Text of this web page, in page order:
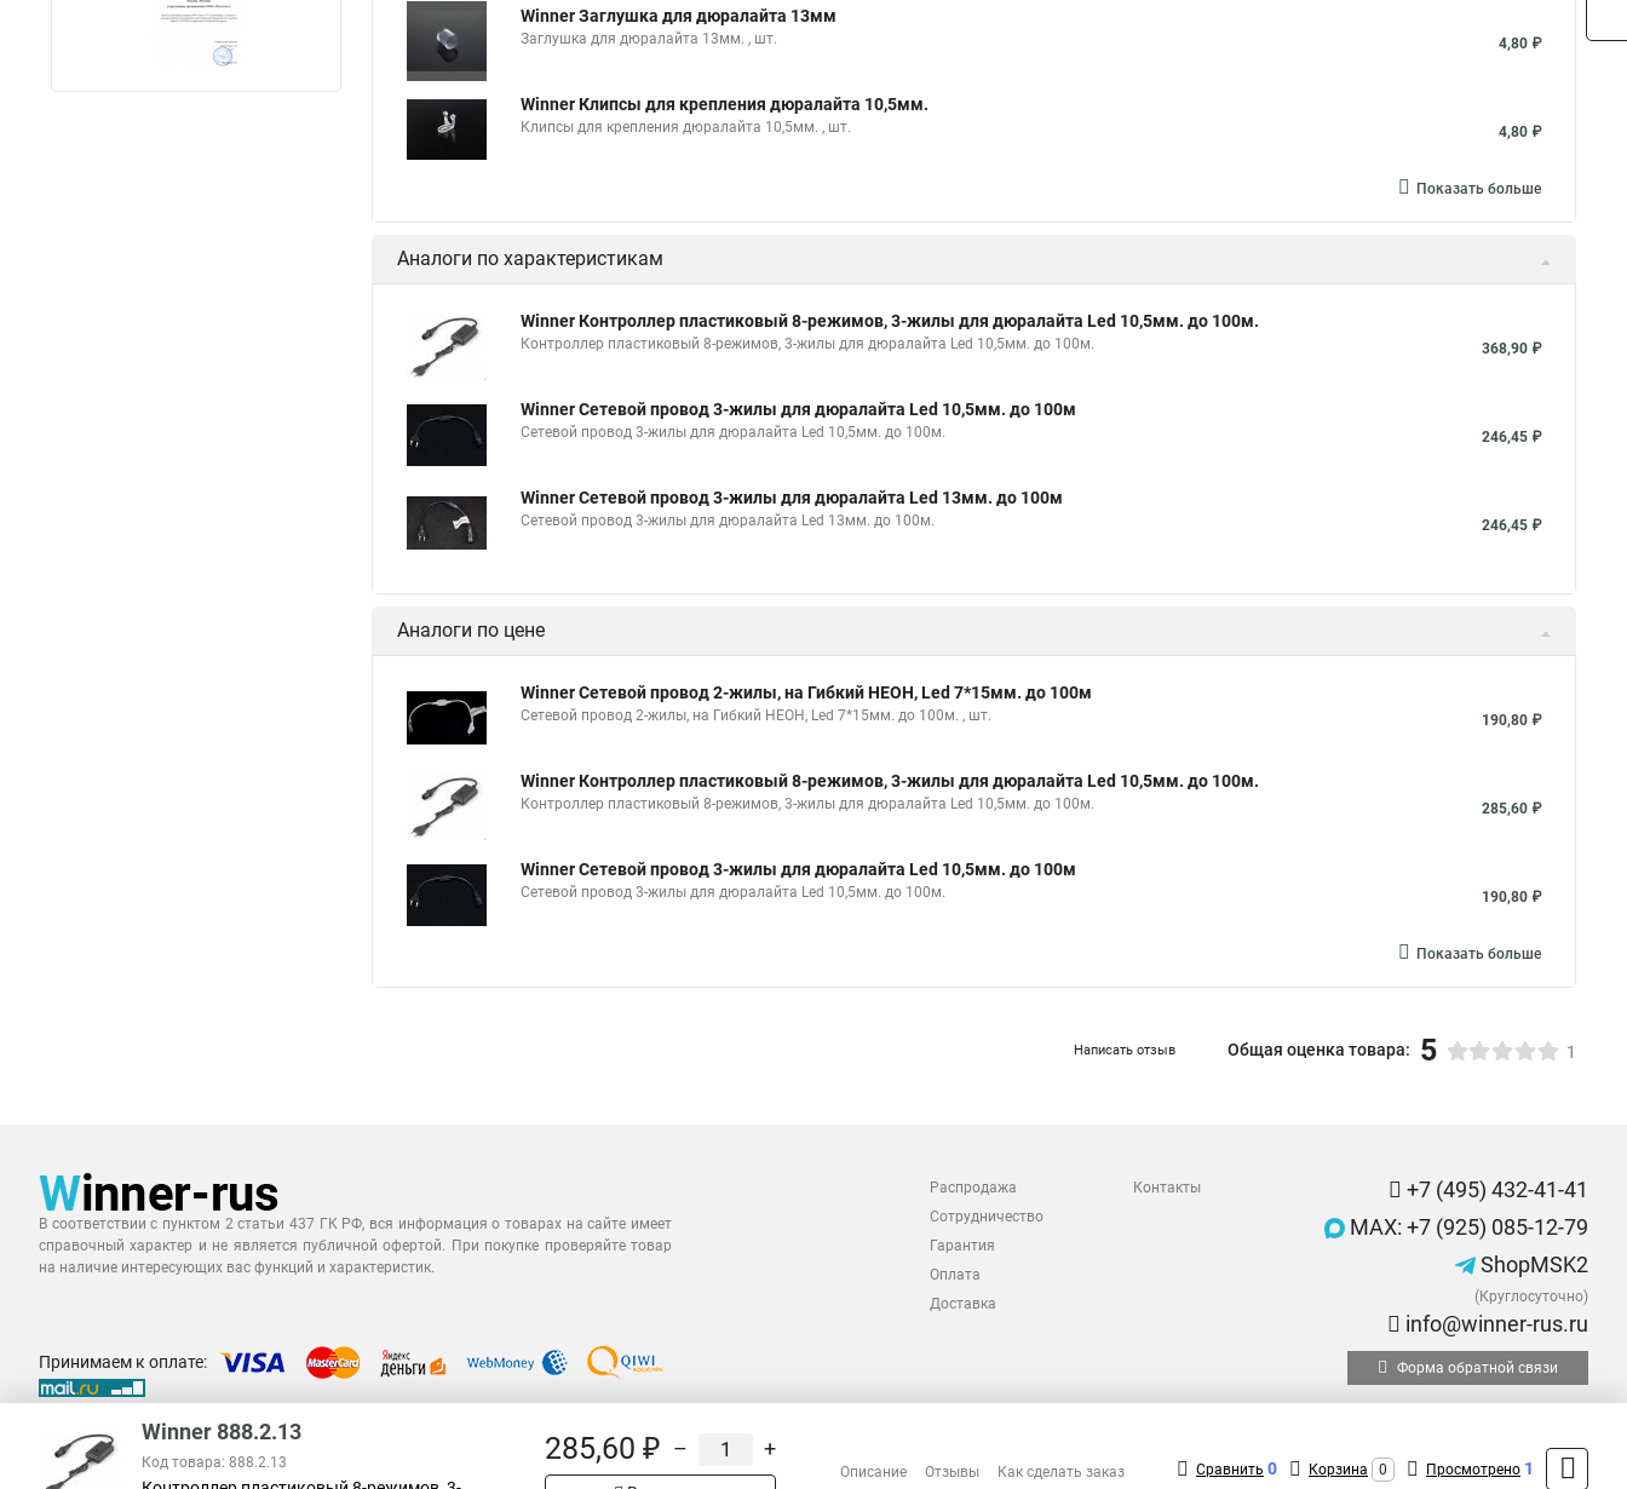
Winner Заглушка для дюралайта 13мм
Заглушка для дюралайта 13мм. , шт. 4,80 ₽
Winner Клипсы для крепления дюралайта 10,5мм.
Клипсы для крепления дюралайта 10,5мм. , шт. 4,80 ₽
Показать больше
Аналоги по характеристикам
Winner Контроллер пластиковый 8-режимов, 3-жилы для дюралайта Led 10,5мм. до 100м.
Контроллер пластиковый 8-режимов, 3-жилы для дюралайта Led 10,5мм. до 100м. 368,90 ₽
Winner Сетевой провод 3-жилы для дюралайта Led 10,5мм. до 100м
Сетевой провод 3-жилы для дюралайта Led 10,5мм. до 100м. 246,45 ₽
Winner Сетевой провод 3-жилы для дюралайта Led 13мм. до 100м
Сетевой провод 3-жилы для дюралайта Led 13мм. до 100м. 246,45 ₽
Аналоги по цене
Winner Сетевой провод 2-жилы, на Гибкий НЕОН, Led 7*15мм. до 100м
Сетевой провод 2-жилы, на Гибкий НЕОН, Led 7*15мм. до 100м. , шт. 190,80 ₽
Winner Контроллер пластиковый 8-режимов, 3-жилы для дюралайта Led 10,5мм. до 100м.
Контроллер пластиковый 8-режимов, 3-жилы для дюралайта Led 10,5мм. до 100м. 285,60 ₽
Winner Сетевой провод 3-жилы для дюралайта Led 10,5мм. до 100м
Сетевой провод 3-жилы для дюралайта Led 10,5мм. до 100м. 190,80 ₽
Показать больше
Написать отзыв Общая оценка товара: 5 1
В соответствии с пунктом 2 статьи 437 ГК РФ, вся информация о товарах на сайте имеет
справочный характер и не является публичной офертой. При покупке проверяйте товар
на наличие интересующих вас функций и характеристик.
Распродажа
Сотрудничество
Гарантия
Оплата
Доставка
Контакты
+7 (495) 432-41-41
MAX: +7 (925) 085-12-79
ShopMSK2
(Круглосуточно)
info@winner-rus.ru
Принимаем к оплате: Форма обратной связи
Winner 888.2.13
Код товара: 888.2.13 285,60 ₽ – +
Описание Отзывы Как сделать заказ Сравнить 0 Корзина 0 Просмотрено 1